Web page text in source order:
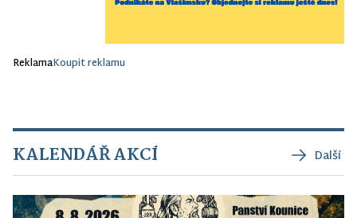
ReklamaKoupit reklamu
KALENDÁŘ AKCÍ Další